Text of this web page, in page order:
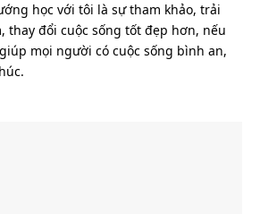
học với tôi là sự tham khảo, trải
thay đổi cuộc sống tốt đẹp hơn, nếu
mọi người có cuộc sống bình an,